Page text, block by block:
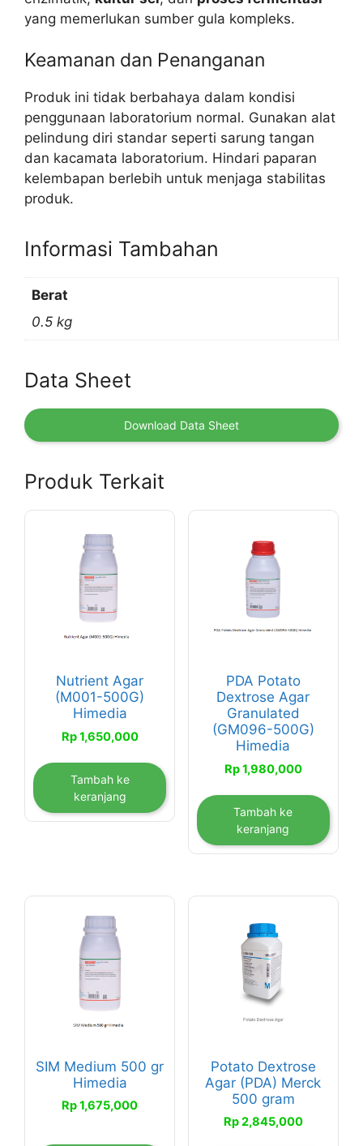
yang memerlukan sumber gula kompleks.
Keamanan dan Penanganan
Produk ini tidak berbahaya dalam kondisi
penggunaan laboratorium normal. Gunakan alat
pelindung diri standar seperti sarung tangan
dan kacamata laboratorium. Hindari paparan
kelembapan berlebih untuk menjaga stabilitas
produk.
Informasi Tambahan
Berat
0.5 kg
Data Sheet
Download Data Sheet
Produk Terkait
Nutrient Agar
(M001-500G)
Himedia
Rp1,650,000
Tambah ke
keranjang
PDA Potato
Dextrose Agar
Granulated
(GM096-500G)
Himedia
Rp1,980,000
Tambah ke
keranjang
SIM Medium 500 gr
Himedia
Rp1,675,000
Potato Dextrose
Agar (PDA) Merck
500 gram
Rp2,845,000